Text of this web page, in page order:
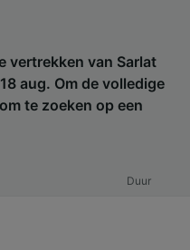
vertrekken van Sarlat
aug. Om de volledige
te zoeken op een
Duur